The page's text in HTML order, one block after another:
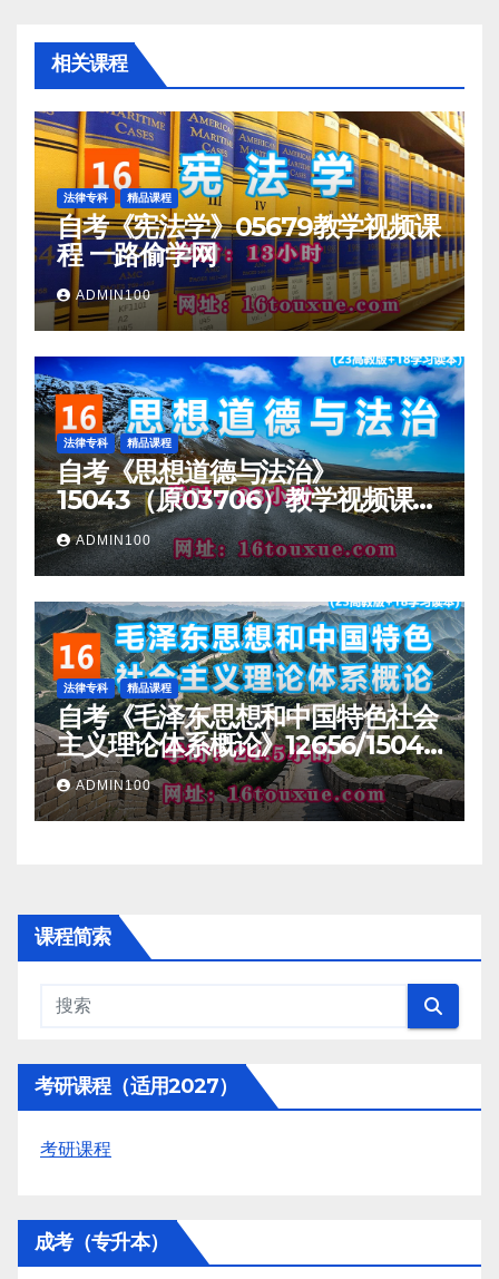
相关课程
法律专科 精品课程
自考《宪法学》05679教学视频课
程 一路偷学网
ADMIN100
法律专科 精品课程
自考《思想道德与法治》
15043（原03706）教学视频课程
一路偷学网
ADMIN100
法律专科 精品课程
自考《毛泽东思想和中国特色社会
主义理论体系概论》12656/15041
教学视频课程 一路偷学网
ADMIN100
课程简索
考研课程（适用2027）
考研课程
成考（专升本）